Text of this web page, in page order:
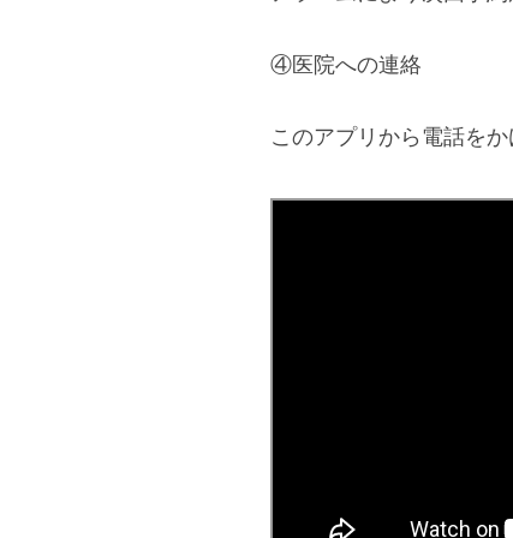
④医院への連絡
このアプリから電話を